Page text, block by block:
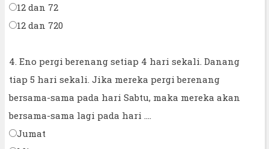
12 dan 72
12 dan 720
4. Eno pergi berenang setiap 4 hari sekali. Danang
tiap 5 hari sekali. Jika mereka pergi berenang
bersama-sama pada hari Sabtu, maka mereka akan
bersama-sama lagi pada hari ....
Jumat